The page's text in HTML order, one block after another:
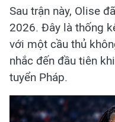
Sau trận này, Olise
2026. Đây là thống
với một cầu thủ
nhắc đến đầu tiên
tuyển Pháp.